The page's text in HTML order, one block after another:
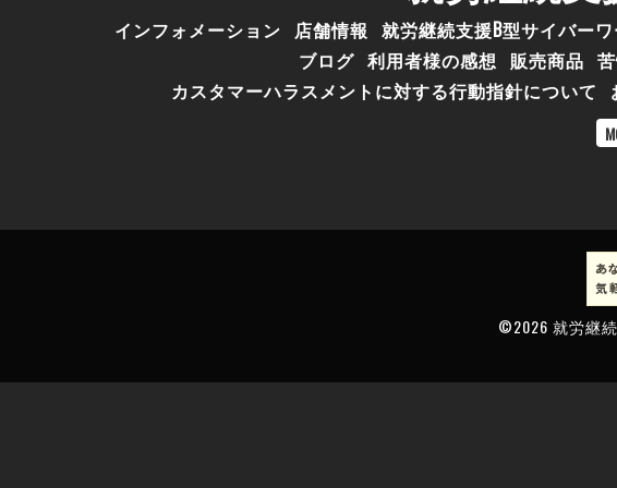
インフォメーション 店舗情報 就労継続支援B型サイバー
ブログ 利用者様の感想 販売商品
カスタマーハラスメントに対する行動指針について
©2026 就労継